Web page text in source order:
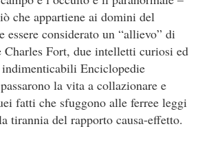
che appartiene ai domini del
essere considerato un “allievo” di
Charles Fort, due intelletti curiosi ed
Enciclopedie
la vita a collazionare e
fatti che sfuggono alle ferree leggi
tirannia del rapporto causa-effetto.